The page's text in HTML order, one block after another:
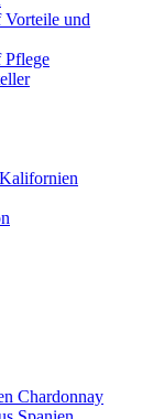
und
Pflege
Chardonnay